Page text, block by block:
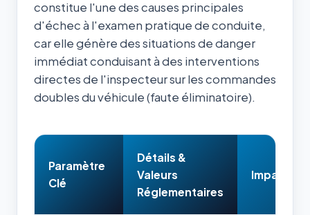
constitue l'une des causes principales
d'échec à l'examen pratique de conduite,
car elle génère des situations de danger
immédiat conduisant à des interventions
directes de l'inspecteur sur les commandes
doubles du véhicule (faute éliminatoire).
Paramètre
Clé
Détails &
Valeurs
Réglementaires
Impact &